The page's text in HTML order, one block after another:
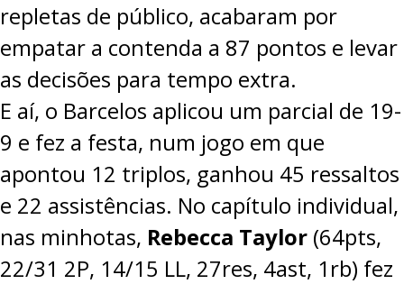
repletas de público, acabaram por
empatar a contenda a 87 pontos e levar
as decisões para tempo extra.
E aí, o Barcelos aplicou um parcial de 19-
9 e fez a festa, num jogo em que
apontou 12 triplos, ganhou 45 ressaltos
e 22 assistências. No capítulo individual,
nas minhotas, Rebecca Taylor (64pts,
22/31 2P, 14/15 LL, 27res, 4ast, 1rb) fez